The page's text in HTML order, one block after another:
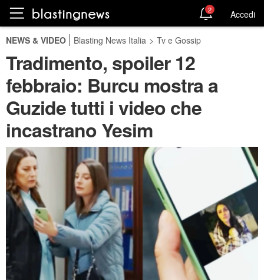
2 Accedi
NEWS & VIDEO Blasting News Italia > Tv e Gossip
Tradimento, spoiler 12
febbraio: Burcu mostra a
Guzide tutti i video che
incastrano Yesim